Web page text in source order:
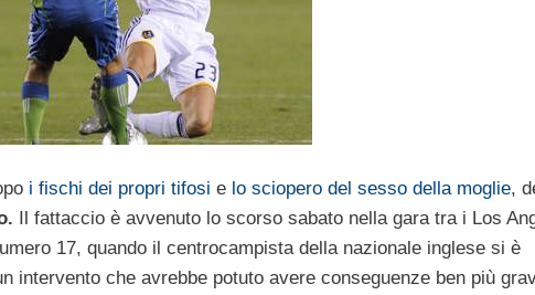
i fischi dei propri tifosi e lo sciopero del sesso della moglie,
Il fattaccio è avvenuto lo scorso sabato nella gara tra i Los
17, quando il centrocampista della nazionale inglese si è
intervento che avrebbe potuto avere conseguenze ben più